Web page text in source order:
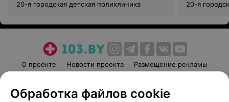
20-я городская детская поликлиника 20-я
О проекте Новости проекта
Размещение рекламы
Пользовательское соглашение
Способы оплаты
Обработка файлов cookie